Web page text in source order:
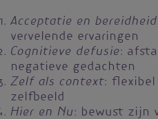
Acceptatie en bereidheid
vervelende ervaringen
Cognitieve defusie:
negatieve gedachten
Zelf als context: flexibel
zelfbeeld
Hier en Nu: bewust zijn